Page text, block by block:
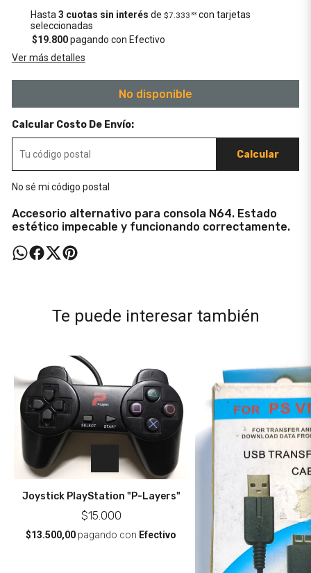
Hasta3 cuotas sin interés de$7.333 33 con tarjetas
seleccionadas
$19.800pagando con Efectivo
Ver más detalles
No disponible
Calcular Costo De Envío:
Calcular
No sé mi código postal
Accesorio alternativo para consola N64. Estado
estético impecable y funcionando correctamente.
Te puede interesar también
Joystick PlayStation "P-Layers"
$15.000
$13.500,00 pagando con Efectivo